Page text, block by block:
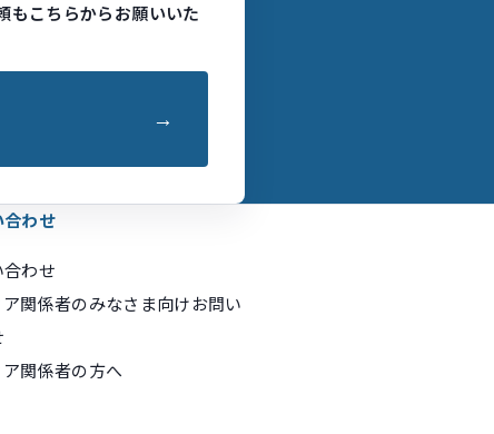
もこちらからお願いいた
合わせ
合わせ
ア関係者のみなさま向けお問い
ア関係者の方へ